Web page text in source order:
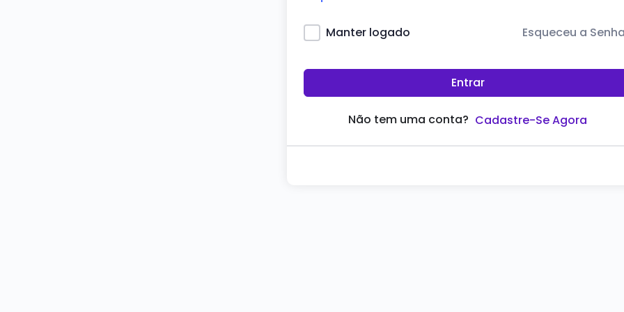
Manter logado Esqueceu a
Entrar
Não tem uma conta? Cadastre-Se Agora